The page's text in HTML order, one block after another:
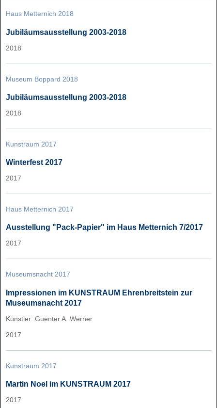
Haus Metternich 2018
Jubiläumsausstellung 2003-2018
2018
Museum Boppard 2018
Jubiläumsausstellung 2003-2018
2018
Kunstraum 2017
Winterfest 2017
2017
Haus Metternich 2017
Ausstellung "Pack-Papier" im Haus Metternich 7/2017
2017
Museumsnacht 2017
Impressionen im KUNSTRAUM Ehrenbreitstein zur
Museumsnacht 2017
Künstler: Guenter A. Werner
2017
Kunstraum 2017
Martin Noel im KUNSTRAUM 2017
2017